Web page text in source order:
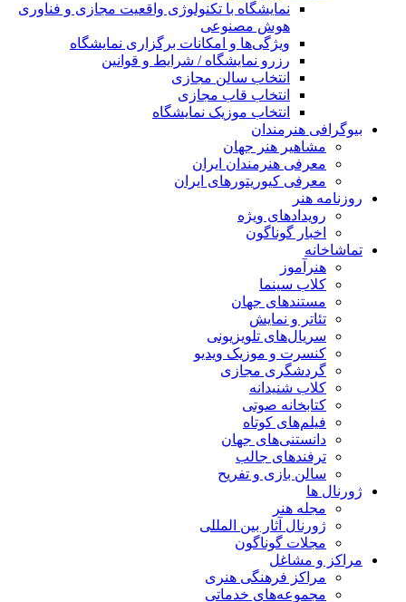
نمایشگاه با تکنولوژی واقعیت مجازی و فناوری
هوش مصنوعی
ویژگی‌ها و امکانات برگزاری نمایشگاه
رزرو نمایشگاه / شرایط و قوانین
انتخاب سالن مجازی
انتخاب قاب مجازی
انتخاب موزیک نمایشگاه
بیوگرافی هنرمندان
مشاهیر هنر جهان
معرفی هنرمندان ایران
معرفی کیوریتورهای ایران
روزنامه هنر
رویدادهای ویژه
اخبار گوناگون
تماشاخانه
هنرآموز
کلاب سینما
مستندهای جهان
تئاتر و نمایش
سریال‌های تلویزیونی
کنسرت و موزیک ویدیو
گردشگری مجازی
کلاب شنیدانه
کتابخانه صوتی
فیلم‌های کوتاه
دانستنی‌های جهان
ترفندهای جالب
سالن بازی و تفریح
ژورنال ها
مجله هنر
ژورنال آثار بین المللی
مجلات گوناگون
مراکز و مشاغل
مراکز فرهنگی هنری
مجموعه‌های خدماتی